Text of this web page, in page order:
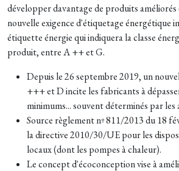
développer davantage de produits
nouvelle exigence d'étiquetage énergétique
étiquette énergie qui indiquera la classe
produit, entre A ++ et G.
Depuis le 26 septembre 2019, un
+++ et D incite les fabricants à
minimums... souvent déterminés par les
Source règlement nº 811/2013 du 18
la directive 2010/30/UE pour les
locaux (dont les pompes à chaleur).
Le concept d'écoconception vise à